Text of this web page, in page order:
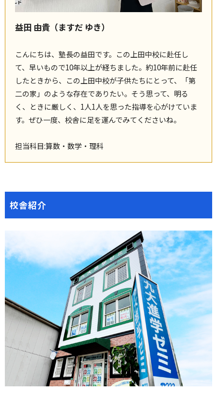
益田 由貴（ますだ ゆき）
こんにちは、塾長の益田です。この上田中校に赴任し
て、早いもので10年以上が経ちました。約10年前に赴任
したときから、この上田中校が子供たちにとって、「第
二の家」のような存在でありたい。そう思って、明る
く、ときに厳しく、1人1人を思った指導を心がけていま
す。ぜひ一度、校舎に足を運んでみてくださいね。
担当科目:算数・数学・理科
校舎紹介